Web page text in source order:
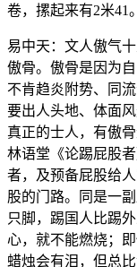
卷，摞起来有2米41。
易中天：文人傲气
傲骨。傲骨是因为
不肯趋炎附势、同
要出人头地、体面
真正的士人，有傲
林语堂《论踢屁股
者，及预备屁股给
股的门路。同是一
只脚，踢国人比踢
心，就不能燃烧；
蜡烛会有泪，但总